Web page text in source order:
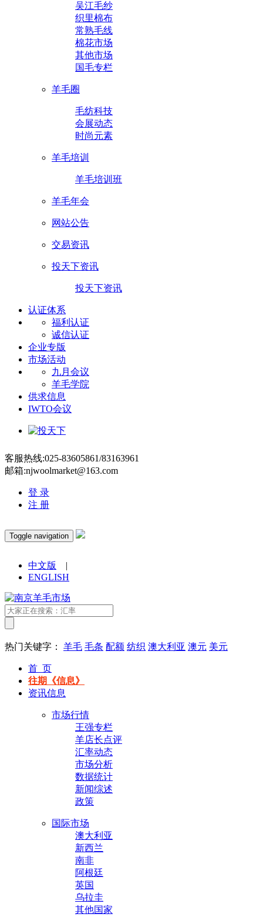
吴江毛纱
织里棉布
常熟毛线
棉花市场
其他市场
国毛专栏
羊毛圈
毛纺科技
会展动态
时尚元素
羊毛培训
羊毛培训班
羊毛年会
网站公告
交易资讯
投天下资讯
投天下资讯
认证体系
福利认证
诚信认证
企业专版
市场活动
九月会议
羊毛学院
供求信息
IWTO会议
客服热线:025-83605861/83163961
邮箱:njwoolmarket@163.com
登 录
注 册
Toggle navigation
中文版
|
ENGLISH
热门关键字： 羊毛 毛条 配额 纺织 澳大利亚 澳元 美元
首 页
往期《信息》
资讯信息
市场行情
王强专栏
羊店长点评
汇率动态
市场分析
数据统计
新闻综述
政策
国际市场
澳大利亚
新西兰
南非
阿根廷
英国
乌拉圭
其他国家